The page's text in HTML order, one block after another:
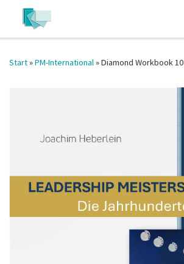
Zum Inhalt springen
Start»PM-International»Diamond Workbook 10